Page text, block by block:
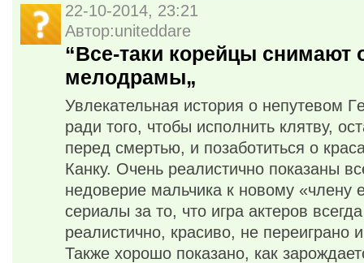
22-10-2014, 23:21
Автор:uniteddare
“Все-таки корейцы снимают
мелодрамы„
Увлекательная история о непутевом
ради того, чтобы исполнить клятву,
перед смертью, и позаботиться о
Кaнку. Очень реалистично показаны
недоверие мальчика к новому «члену
сериалы за то, что игра актеров
реалистично, красиво, не переиграно
Также хорошо показано, как